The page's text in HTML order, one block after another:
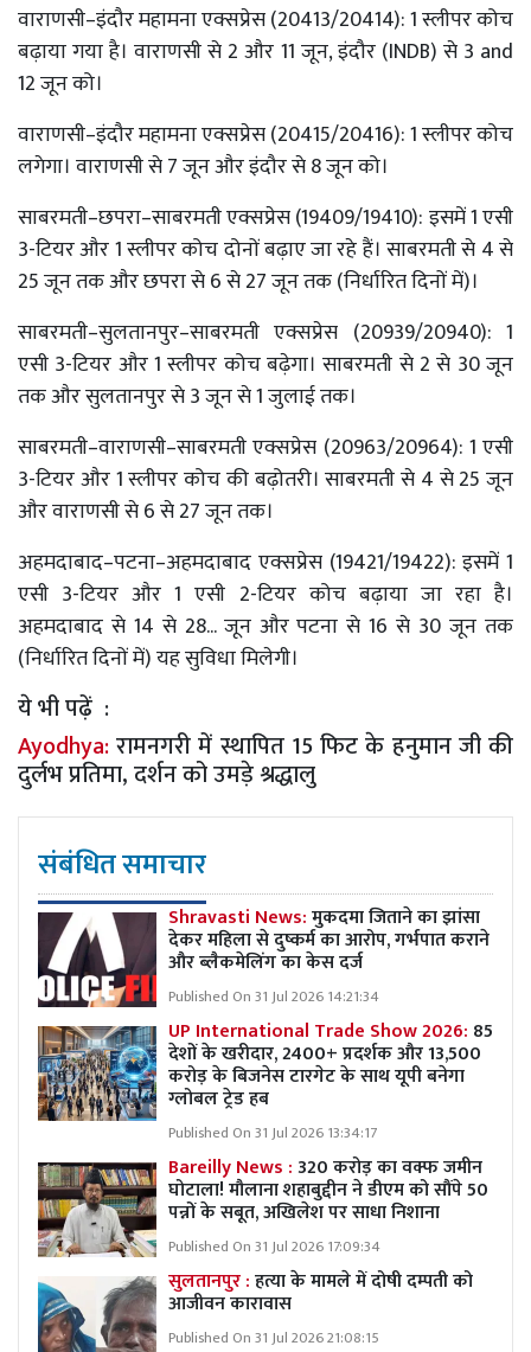
वाराणसी–इंदौर महामना एक्सप्रेस (20413/20414): 1 स्लीपर कोच
बढ़ाया गया है। वाराणसी से 2 और 11 जून, इंदौर (INDB) से 3 and
12 जून को।
वाराणसी–इंदौर महामना एक्सप्रेस (20415/20416): 1 स्लीपर कोच
लगेगा। वाराणसी से 7 जून और इंदौर से 8 जून को।
साबरमती–छपरा–साबरमती एक्सप्रेस (19409/19410): इसमें 1 एसी
3-टियर और 1 स्लीपर कोच दोनों बढ़ाए जा रहे हैं। साबरमती से 4 से
25 जून तक और छपरा से 6 से 27 जून तक (निर्धारित दिनों में)।
साबरमती–सुलतानपुर–साबरमती एक्सप्रेस (20939/20940): 1
एसी 3-टियर और 1 स्लीपर कोच बढ़ेगा। साबरमती से 2 से 30 जून
तक और सुलतानपुर से 3 जून से 1 जुलाई तक।
साबरमती–वाराणसी–साबरमती एक्सप्रेस (20963/20964): 1 एसी
3-टियर और 1 स्लीपर कोच की बढ़ोतरी। साबरमती से 4 से 25 जून
और वाराणसी से 6 से 27 जून तक।
अहमदाबाद–पटना–अहमदाबाद एक्सप्रेस (19421/19422): इसमें 1
एसी 3-टियर और 1 एसी 2-टियर कोच बढ़ाया जा रहा है।
अहमदाबाद से 14 से 28... जून और पटना से 16 से 30 जून तक
(निर्धारित दिनों में) यह सुविधा मिलेगी।
ये भी पढ़ें :
Ayodhya:रामनगरी में स्थापित 15 फिट के हनुमान जी की
दुर्लभ प्रतिमा, दर्शन को उमड़े श्रद्धालु
संबंधित समाचार
Shravasti News:मुकदमा जिताने का झांसा
देकर महिला से दुष्कर्म का आरोप, गर्भपात कराने
और ब्लैकमेलिंग का केस दर्ज
Published On 31 Jul 2026 14:21:34
UP International Trade Show 2026: 85
देशों के खरीदार, 2400+ प्रदर्शक और 13,500
करोड़ के बिजनेस टारगेट के साथ यूपी बनेगा
ग्लोबल ट्रेड हब
Published On 31 Jul 2026 13:34:17
Bareilly News :320 करोड़ का वक्फ जमीन
घोटाला! मौलाना शहाबुद्दीन ने डीएम को सौंपे 50
पन्नों के सबूत, अखिलेश पर साधा निशाना
Published On 31 Jul 2026 17:09:34
सुलतानपुर :हत्या के मामले में दोषी दम्पती को
आजीवन कारावास
Published On 31 Jul 2026 21:08:15